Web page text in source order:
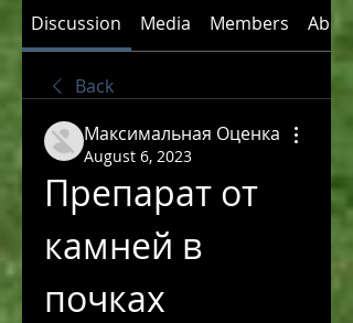
Discussion Media Members About
Back
Максимальная Оценка
August 6, 2023
Препарат от
камней в
почках